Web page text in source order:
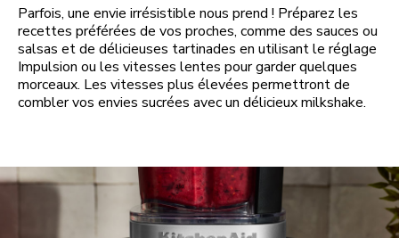
Parfois, une envie irrésistible nous prend ! Préparez les
recettes préférées de vos proches, comme des sauces ou
salsas et de délicieuses tartinades en utilisant le réglage
Impulsion ou les vitesses lentes pour garder quelques
morceaux. Les vitesses plus élevées permettront de
combler vos envies sucrées avec un délicieux milkshake.